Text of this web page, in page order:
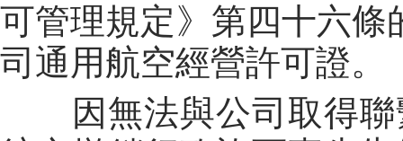
可管理規定》第四十六
司通用航空經營許可證。
因無法與公司取得